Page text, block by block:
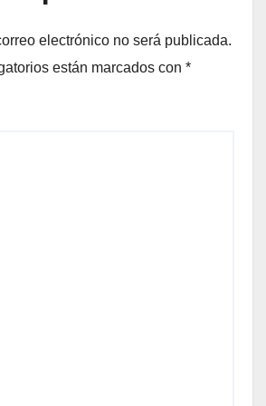
electrónico no será publicada.
están marcados con *